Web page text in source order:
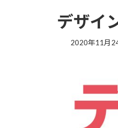
デザイ
2020年11月